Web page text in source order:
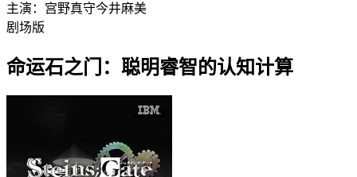
主演： 宫野真守今井麻美
剧场版
命运石之门：聪明睿智的认知计算